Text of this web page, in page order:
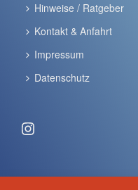
Hinweise / Ratgeber
Kontakt & Anfahrt
Impressum
Datenschutz
Instagram